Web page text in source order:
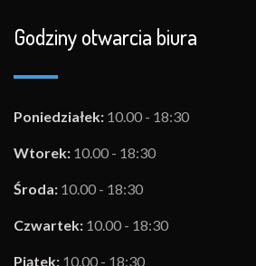
Godziny otwarcia biura
Poniedziałek: 10.00 - 18:30
Wtorek: 10.00 - 18:30
Środa: 10.00 - 18:30
Czwartek: 10.00 - 18:30
Piątek: 10.00 - 18:30